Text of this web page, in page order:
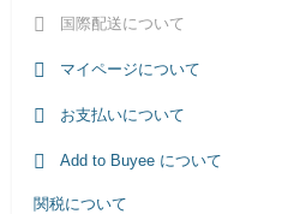
国際配送について
マイページについて
お支払いについて
Add to Buyee について
関税について